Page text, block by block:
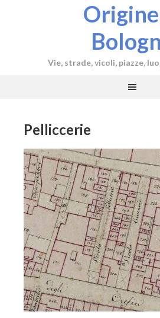
Vie, strade, vicoli, piazze,
Pelliccerie